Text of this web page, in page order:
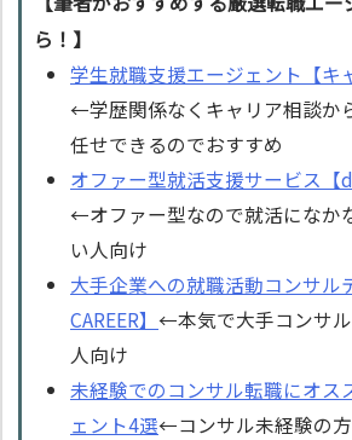
ら！】
学生就職支援エージェント【キ
←学歴関係なくキャリア相談か
任せできるのでおすすめ
オファー型就活支援サービス【
←オファー型なので就活になか
い人向け
大手企業への就職活動コンサル
CAREER】 ←本気で大手コンサ
人向け
未経験でのコンサル転職にオス
ェント4選←コンサル未経験の